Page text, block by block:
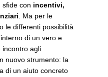
sfide con incentivi,
. Ma per le
le differenti possibilità
di un vero e
incontro agli
nuovo strumento: la
di un aiuto concreto